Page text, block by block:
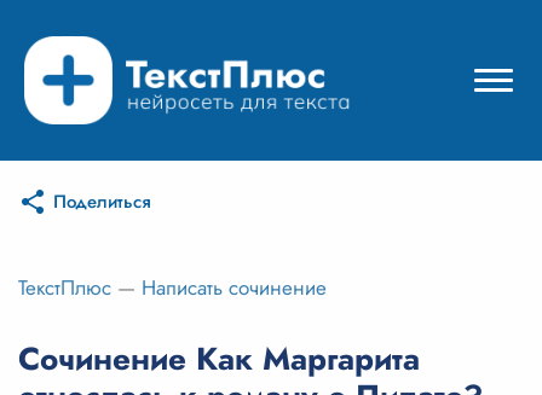
Режимы нейросети
Цены
Вход
Поделиться
ТекстПлюс — Написать сочинение
Сочинение Как Маргарита